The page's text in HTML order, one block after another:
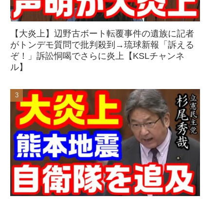
【大炎上】辺野古ボート転覆事件の遺族に記者
がトンデモ質問で批判殺到→琉球新報「訴える
ぞ！」訴訟恫喝でさらに炎上【KSLチャンネ
ル】